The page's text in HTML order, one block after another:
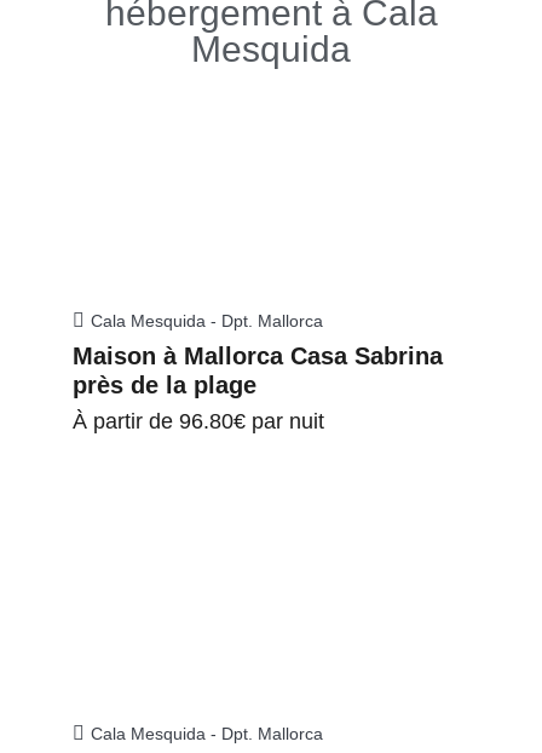
hébergement à Cala
Mesquida
Cala Mesquida - Dpt. Mallorca
Maison à Mallorca Casa Sabrina
près de la plage
À partir de 96.80€ par nuit
Cala Mesquida - Dpt. Mallorca